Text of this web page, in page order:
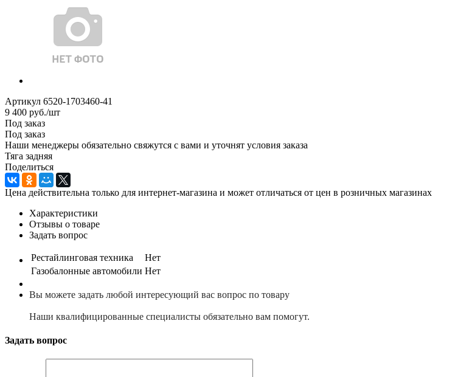
Артикул 6520-1703460-41
9 400 руб./шт
Под заказ
Под заказ
Наши менеджеры обязательно свяжутся с вами и уточнят условия заказа
Тяга задняя
Поделиться
Цена действительна только для интернет-магазина и может отличаться от цен в розничных магазинах
Характеристики
Отзывы о товаре
Задать вопрос
Рестайлинговая техника
Нет
Газобалонные автомобили Нет
Вы можете задать любой интересующий вас вопрос по товару
Наши квалифицированные специалисты обязательно вам помогут.
Задать вопрос